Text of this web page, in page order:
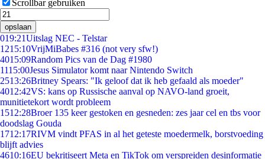
Scrollbar gebruiken
opslaan
019:21Uitslag NEC - Telstar
1215:10VrijMiBabes #316 (not very sfw!)
4015:09Random Pics van de Dag #1980
1115:00Jesus Simulator komt naar Nintendo Switch
2513:26Britney Spears: "Ik geloof dat ik heb gefaald als moeder"
4012:42VS: kans op Russische aanval op NAVO-land groeit,
munitietekort wordt probleem
1512:28Broer 135 keer gestoken en gesneden: zes jaar cel en tbs voor
doodslag Gouda
1712:17RIVM vindt PFAS in al het geteste moedermelk, borstvoeding
blijft advies
4610:16EU bekritiseert Meta en TikTok om verspreiden desinformatie